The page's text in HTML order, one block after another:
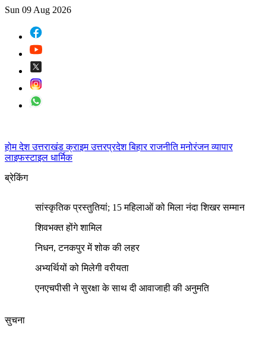
Sun 09 Aug 2026
होमदेशउत्तराखंडक्राइमउत्तरप्रदेशबिहारराजनीतिमनोरंजनव्यापार
लाइफस्टाइल धार्मिक
ब्रेकिंग
सांस्कृतिक प्रस्तुतियां; 15 महिलाओं को मिला नंदा शिखर सम्मान
शिवभक्त होंगे शामिल
निधन, टनकपुर में शोक की लहर
अभ्यर्थियों को मिलेगी वरीयता
एनएचपीसी ने सुरक्षा के साथ दी आवाजाही की अनुमति
सुचना